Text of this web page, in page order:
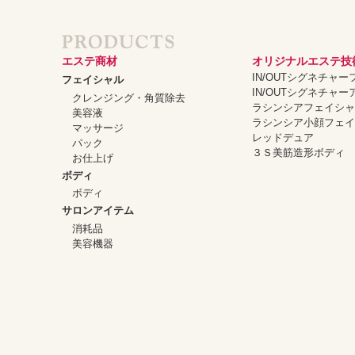
エステ商材
フェイシャル
クレンジング・角質除去
美容液
マッサージ
パック
お仕上げ
ボディ
ボディ
サロンアイテム
消耗品
美容機器
オリジナルエステ技
IN/OUTシグネチャー
IN/OUTシグネチャー
ラシンシアフェイシ
ラシンシア小顔フェ
レッドデュア
３Ｓ美筋造形ボディ